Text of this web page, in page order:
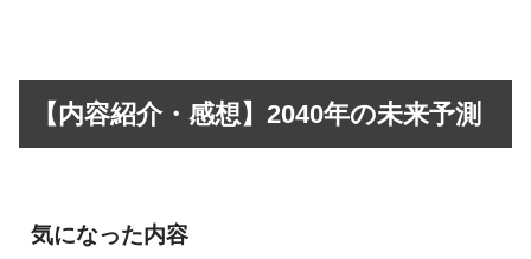
【内容紹介・感想】2040年の未来予測
気になった内容